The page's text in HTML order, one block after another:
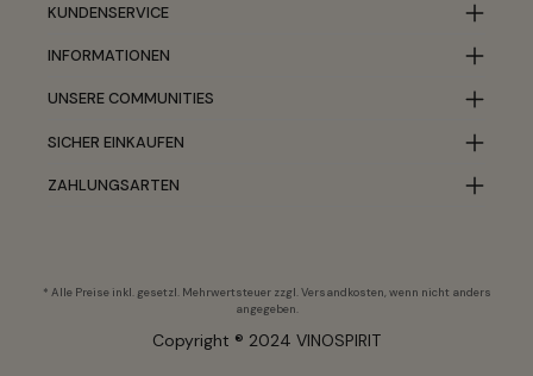
KUNDENSERVICE
INFORMATIONEN
UNSERE COMMUNITIES
SICHER EINKAUFEN
ZAHLUNGSARTEN
* Alle Preise inkl. gesetzl. Mehrwertsteuer zzgl.Versandkosten, wenn nicht anders
angegeben.
Copyright ® 2024 VINOSPIRIT